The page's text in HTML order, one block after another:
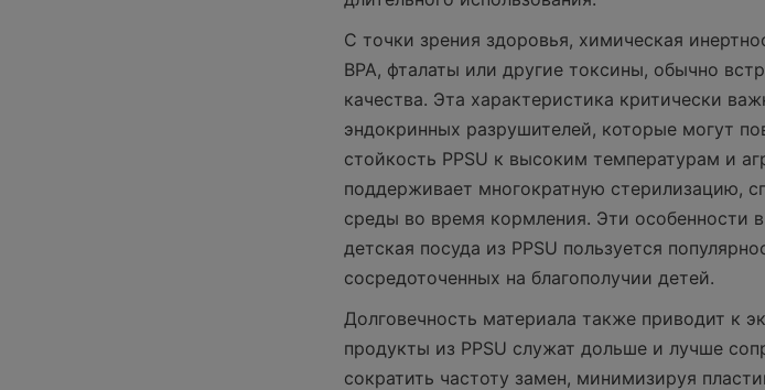
С точки зрения здоровья, химическая
BPA, фталаты или другие токсины, обычно
качества. Эта характеристика критически
эндокринных разрушителей, которые могут
стойкость PPSU к высоким температурам и
поддерживает многократную стерилизацию,
среды во время кормления. Эти особенности
детская посуда из PPSU пользуется
сосредоточенных на благополучии детей.
Долговечность материала также приводит к
продукты из PPSU служат дольше и лучше
сократить частоту замен, минимизируя